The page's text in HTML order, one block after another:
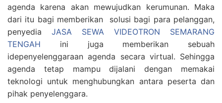
agenda karena akan mewujudkan kerumunan. Maka
dari itu bagi memberikan solusi bagi para pelanggan,
penyedia JASA SEWA VIDEOTRON SEMARANG
TENGAH ini juga memberikan sebuah
idepenyelenggaraan agenda secara virtual. Sehingga
agenda tetap mampu dijalani dengan memakai
teknologi untuk menghubungkan antara peserta dan
pihak penyelenggara.